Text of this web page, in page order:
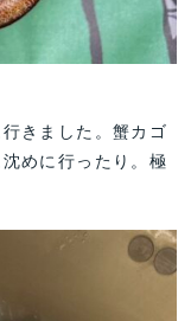
きました。蟹カゴ
めに行ったり。極